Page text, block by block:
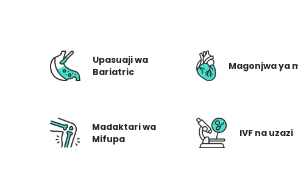
Upasuaji wa
Bariatric
Magonjwa ya
Madaktari wa
Mifupa
IVF na uzazi